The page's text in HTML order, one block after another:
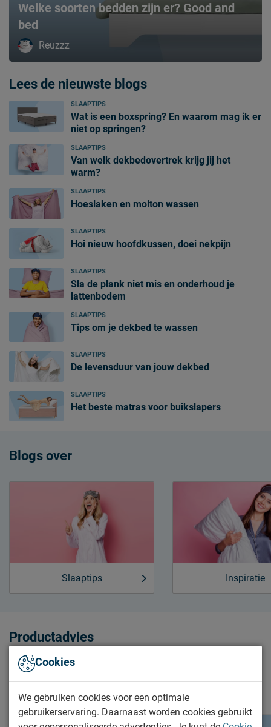
Welke soorten bedden zijn er? Good and
bed
Reuzzz
Lees de nieuwste blogs
SLAAPTIPS
Wat is een boxspring? En waarom mag ik er
niet op springen?
SLAAPTIPS
Van welk dekbedovertrek krijg jij het
warm?
SLAAPTIPS
Hoeslaken en molton wassen
SLAAPTIPS
Hoi nieuw hoofdkussen, doei nekpijn
SLAAPTIPS
Sla de plank niet mis en onderhoud je
lattenbodem
SLAAPTIPS
Tips om je dekbed te wassen
SLAAPTIPS
De levensduur van jouw dekbed
SLAAPTIPS
Het beste matras voor buikslapers
Blogs over
Slaaptips Inspiratie
Productadvies
Wat is het nut van een topper? Welk matras past het best
bij mij als buikslaper? Vind hier alle tips en advies over
Cookies
We gebruiken cookies voor een optimale
gebruikerservaring. Daarnaast worden cookies gebruikt